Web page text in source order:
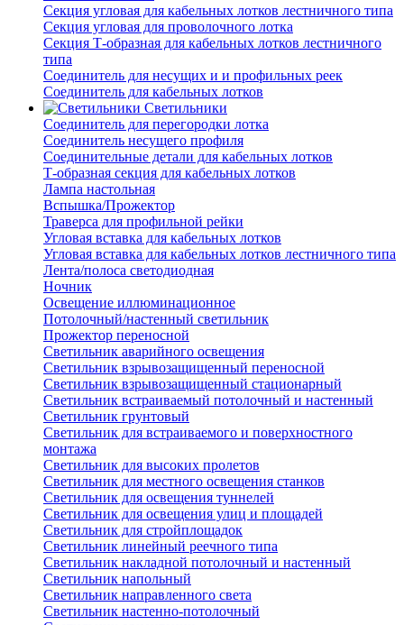
Секция угловая для кабельных лотков лестничного типа
Секция угловая для проволочного лотка
Секция Т-образная для кабельных лотков лестничного
типа
Соединитель для несущих и и профильных реек
Соединитель для кабельных лотков
Светильники
Соединитель для перегородки лотка
Соединитель несущего профиля
Соединительные детали для кабельных лотков
Т-образная секция для кабельных лотков
Лампа настольная
Вспышка/Прожектор
Траверса для профильной рейки
Угловая вставка для кабельных лотков
Угловая вставка для кабельных лотков лестничного типа
Лента/полоса светодиодная
Ночник
Освещение иллюминационное
Потолочный/настенный светильник
Прожектор переносной
Светильник аварийного освещения
Светильник взрывозащищенный переносной
Светильник взрывозащищенный стационарный
Светильник встраиваемый потолочный и настенный
Светильник грунтовый
Светильник для встраиваемого и поверхностного
монтажа
Светильник для высоких пролетов
Светильник для местного освещения станков
Светильник для освещения туннелей
Светильник для освещения улиц и площадей
Светильник для стройплощадок
Светильник линейный реечного типа
Светильник накладной потолочный и настенный
Светильник напольный
Светильник направленного света
Светильник настенно-потолочный